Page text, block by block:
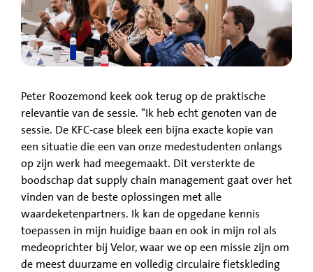
Peter Roozemond keek ook terug op de praktische
relevantie van de sessie. "Ik heb echt genoten van de
sessie. De KFC-case bleek een bijna exacte kopie van
een situatie die een van onze medestudenten onlangs
op zijn werk had meegemaakt. Dit versterkte de
boodschap dat supply chain management gaat over het
vinden van de beste oplossingen met alle
waardeketenpartners. Ik kan de opgedane kennis
toepassen in mijn huidige baan en ook in mijn rol als
medeoprichter bij Velor, waar we op een missie zijn om
de meest duurzame en volledig circulaire fietskleding